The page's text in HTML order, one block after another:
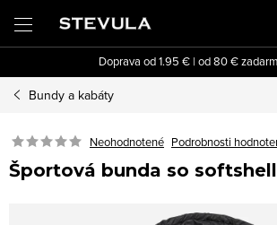
obsah
Doprava od 1.95 € | od 80 €
Bundy a kabáty
Neohodnotené Podrobnosti
Športová bunda so